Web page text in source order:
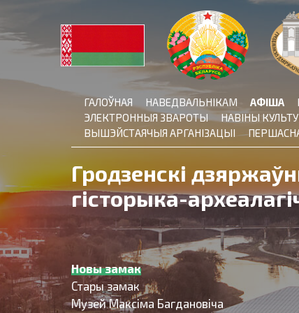
content
ГАЛОЎНАЯ НАВЕДВАЛЬНІКАМ АФІША
ЭЛЕКТРОННЫЯ ЗВАРОТЫ
НАВІНЫ
ВЫШЭЙСТАЯЧЫЯ АРГАНІЗАЦЫІ
Гродзенскі
гісторыка-
Новы замак
Стары замак
Музей Максіма Багдановіча